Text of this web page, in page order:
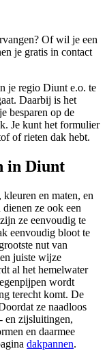
Of wil je een
je gratis in contact
je regio Diunt e.o. te
Daarbij is het
besparen op de
Je kunt het formulier
of rieten dak hebt.
in Diunt
en maten, en
ze ook een
ze eenvoudig te
eenvoudig bloot te
nut van
juiste wijze
al het hemelwater
wordt
terecht komt. De
ze naadloos
en zijsluitingen,
en daarmee
dakpannen.